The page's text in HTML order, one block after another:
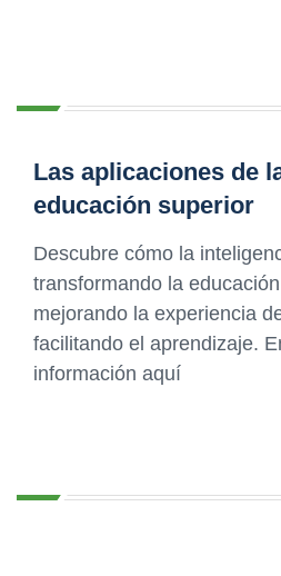
Las aplicaciones de
educación superior
Descubre cómo la
transformando la
mejorando la experiencia
facilitando el aprendizaje.
información aquí